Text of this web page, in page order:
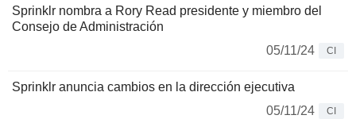
Sprinklr nombra a Rory Read presidente y miembro del
Consejo de Administración
05/11/24
CI
Sprinklr anuncia cambios en la dirección ejecutiva
05/11/24
CI